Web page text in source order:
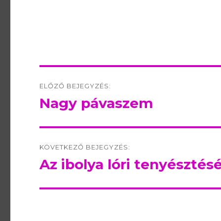
navigation
ELŐZŐ BEJEGYZÉS:
Előző
Nagy pávaszem
KÖVETKEZŐ BEJEGYZÉS:
Következő
Az ibolya lóri